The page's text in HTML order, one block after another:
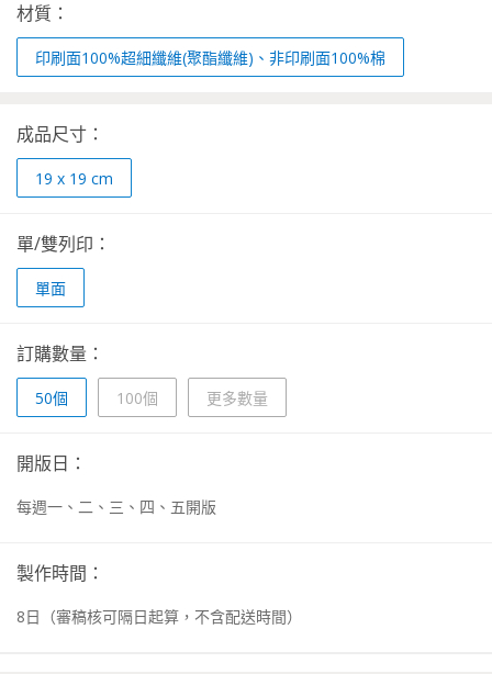
材質：
印刷面100%超細纖維(聚酯纖維)、非印刷面100%棉
成品尺寸：
19 x 19 cm
單/雙列印：
單面
訂購數量：
50個 100個 更多數量
開版日：
每週一、二、三、四、五開版
製作時間：
8日 （審稿核可隔日起算，不含配送時間）